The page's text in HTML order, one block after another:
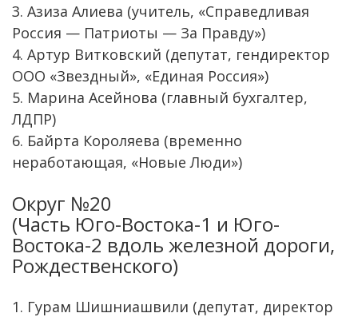
3. Азиза Алиева (учитель, «Справедливая
Россия — Патриоты — За Правду»)
4. Артур Витковский (депутат, гендиректор
ООО «Звездный», «Единая Россия»)
5. Марина Асейнова (главный бухгалтер,
ЛДПР)
6. Байрта Короляева (временно
неработающая, «Новые Люди»)
Округ №20
(Часть Юго-Востока-1 и Юго-
Востока-2 вдоль железной дороги,
Рождественского)
1. Гурам Шишниашвили (депутат, директор